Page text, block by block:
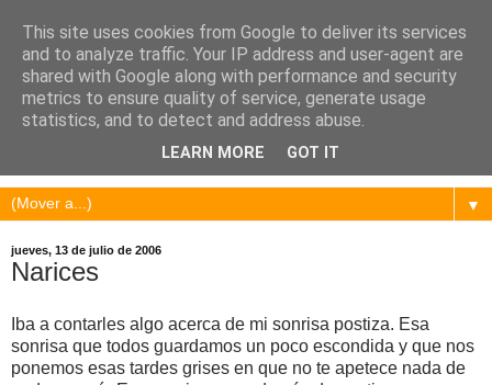
▼
jueves, 13 de julio de 2006
Narices
Iba a contarles algo acerca de mi sonrisa postiza. Esa
sonrisa que todos guardamos un poco escondida y que nos
ponemos esas tardes grises en que no te apetece nada de
This site uses cookies from Google to deliver its services
and to analyze traffic. Your IP address and user-agent are
shared with Google along with performance and security
metrics to ensure quality of service, generate usage
statistics, and to detect and address abuse.
LEARN MORE GOT IT